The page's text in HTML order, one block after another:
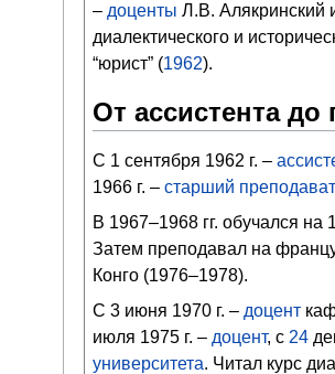
– доценты Л.В. Алякринский
диалектического и
“юрист” (1962).
От ассистента
С 1 сентября 1962 г. –
1966 г. – старший
В 1967–1968 гг. обучался
Затем преподавал на
Конго (1976–1978).
С 3 июня 1970 г. – доцент
июля 1975 г. – доцент, с 24
университета. Читал курс